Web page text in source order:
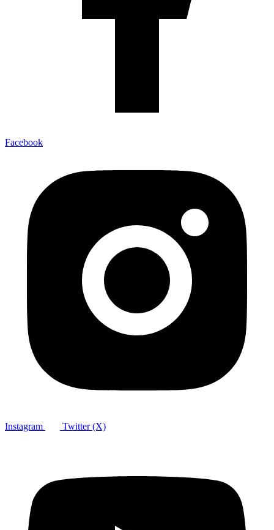
Facebook
Instagram Twitter (X)